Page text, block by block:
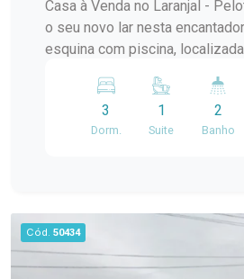
Casa à Venda no Laranjal - Pelotas/RS
o seu novo lar nesta
esquina com piscina,
da praia. Com 240 m² de área
sobrado é ideal para quem
praticidade. No térreo, você encontrará uma
confraternização. O ambiente
uma aconchegante lareira e um
que traz luz natural e frescor
3
Dorm.
1
Suite
2
Banho
Cód. 50434